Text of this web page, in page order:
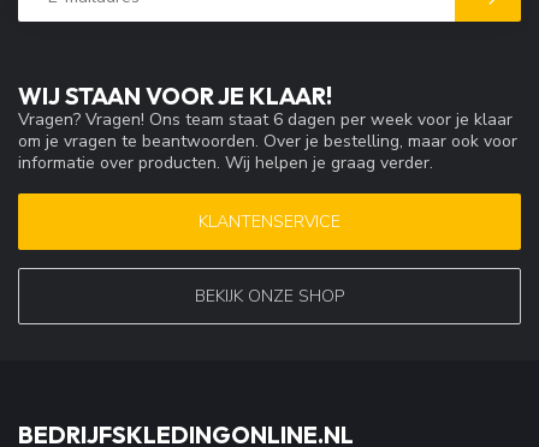
WIJ STAAN VOOR JE KLAAR!
Vragen? Vragen! Ons team staat 6 dagen per week voor je klaar
om je vragen te beantwoorden. Over je bestelling, maar ook voor
informatie over producten. Wij helpen je graag verder.
KLANTENSERVICE
BEKIJK ONZE SHOP
BEDRIJFSKLEDINGONLINE.NL